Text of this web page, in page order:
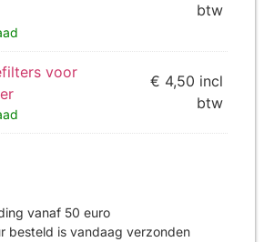
btw
voor
€ 4,50 incl
btw
vanaf 50 euro
besteld is vandaag verzonden